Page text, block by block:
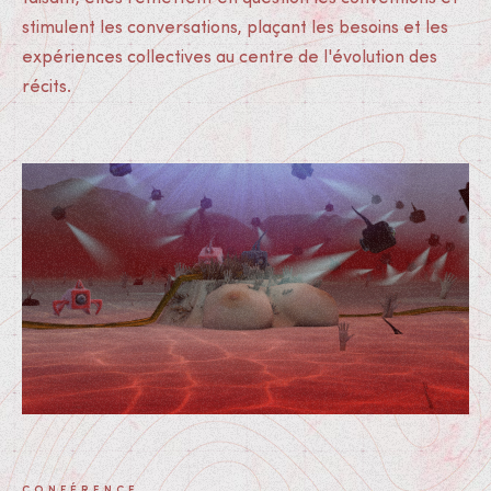
stimulent les conversations, plaçant les besoins et les
expériences collectives au centre de l'évolution des
récits.
Médias